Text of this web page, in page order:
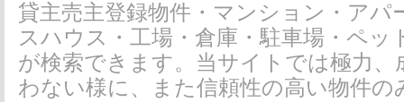
貸主売主登録物件・マンション・アパ
スハウス・工場・倉庫・駐車場・ペ
が検索できます。当サイトでは極力
わない様に、また信頼性の高い物件